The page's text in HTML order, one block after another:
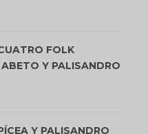
FOLK
Y PALISANDRO
Y PALISANDRO